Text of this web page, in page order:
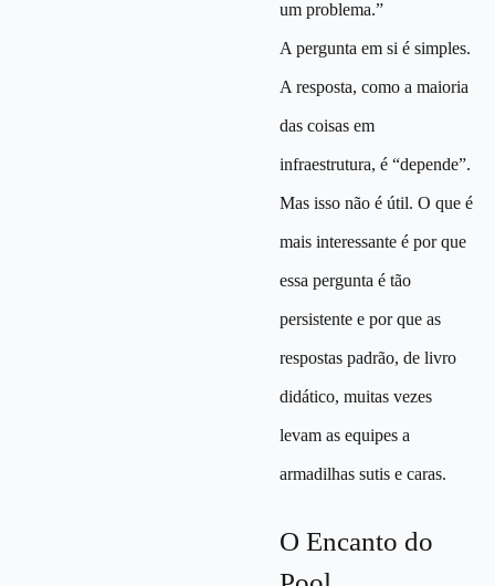
um problema.”
A pergunta em si é simples.
A resposta, como a maioria
das coisas em
infraestrutura, é “depende”.
Mas isso não é útil. O que é
mais interessante é por que
essa pergunta é tão
persistente e por que as
respostas padrão, de livro
didático, muitas vezes
levam as equipes a
armadilhas sutis e caras.
O Encanto do